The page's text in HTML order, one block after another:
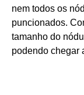
nem todos os
puncionados.
tamanho do
podendo chegar